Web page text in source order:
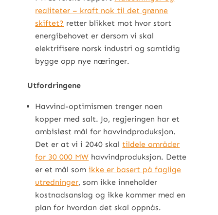
realiteter – kraft nok til det grønne
skiftet? retter blikket mot hvor stort
energibehovet er dersom vi skal
elektrifisere norsk industri og samtidig
bygge opp nye næringer.
Utfordringene
Havvind-optimismen trenger noen
kopper med salt. Jo, regjeringen har et
ambisiøst mål for havvindproduksjon.
Det er at vi i 2040 skaltildele områder
for 30 000 MW havvindproduksjon. Dette
er et mål somikke er basert på faglige
utredninger, som ikke inneholder
kostnadsanslag og ikke kommer med en
plan for hvordan det skal oppnås.